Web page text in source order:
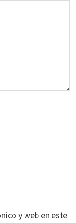
y web en este